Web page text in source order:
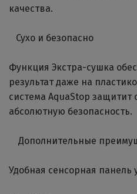
качества.
Сухо и безопасно
Функция Экстра-сушка
результат даже на
система AquaStop защитит
абсолютную безопасность.
Дополнительные
Удобная сенсорная панель